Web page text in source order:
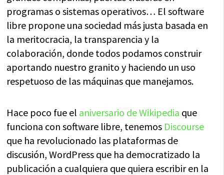
programas o sistemas operativos… El software
libre propone una sociedad más justa basada en
la meritocracia, la transparencia y la
colaboración, donde todos podamos construir
aportando nuestro granito y haciendo un uso
respetuoso de las máquinas que manejamos.
Hace poco fue el aniversario de Wikipedia que
funciona con software libre, tenemos Discourse
que ha revolucionado las plataformas de
discusión, WordPress que ha democratizado la
publicación a cualquiera que quiera escribir en la